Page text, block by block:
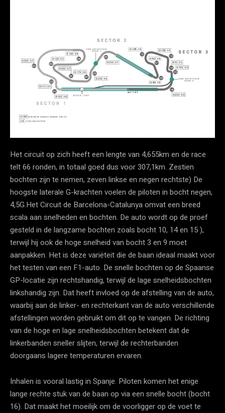
Het circuit op zich heeft een lengte van 4,655km en de race
telt 66 ronden, in totaal goed dus voor 307,1km. Zestien
bochten zijn te nemen, zeven linkse en negen rechtste) De
hoogste laterale G-krachten voelen de piloten in bocht negen,
4,5G.Het Circuit de Barcelona-Catalunya omvat een breed
scala aan snelheden en bochten. De auto wordt op de proef
gesteld in de langzame bochten zoals bocht 10, 14 en 15 ),
terwijl hij ook de hoge snelheid van bocht 3 en 9 moet
aanpakken. Het is deze variëteit die de baan ideaal maakt voor
het testen van een F1-auto. De snelle bochten op de Spaanse
GP-locatie zijn rechtshandig, terwijl de lage snelheidsbochten
linkshandig zijn. Dat heeft invloed op de afstelling van de auto,
waarbij aan de linker- en rechterkant van de auto verschillende
afstellingen worden gebruikt om dit op te vangen. De richting
van de hoge en lage snelheidsbochten betekent dat de
linkerbanden sneller slijten, terwijl de rechterbanden
doorgaans lagere temperaturen ervaren.
Inhalen is vooral lastig in Spanje. Piloten komen het enige
lange rechte stuk van de baan op via een snelle bocht (bocht
16). Dat maakt het moeilijk om de voorligger op de voet te